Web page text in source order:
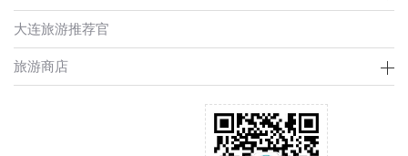
大连旅游推荐官
旅游商店